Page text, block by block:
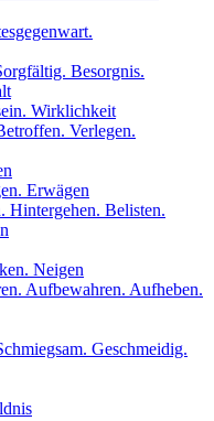
Besorgnis.
Wirklichkeit
Verlegen.
Erwägen
Hintergehen. Belisten.
Neigen
Aufbewahren. Aufheben.
Geschmeidig.